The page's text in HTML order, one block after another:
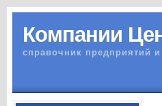
Компании
справочник предприятий